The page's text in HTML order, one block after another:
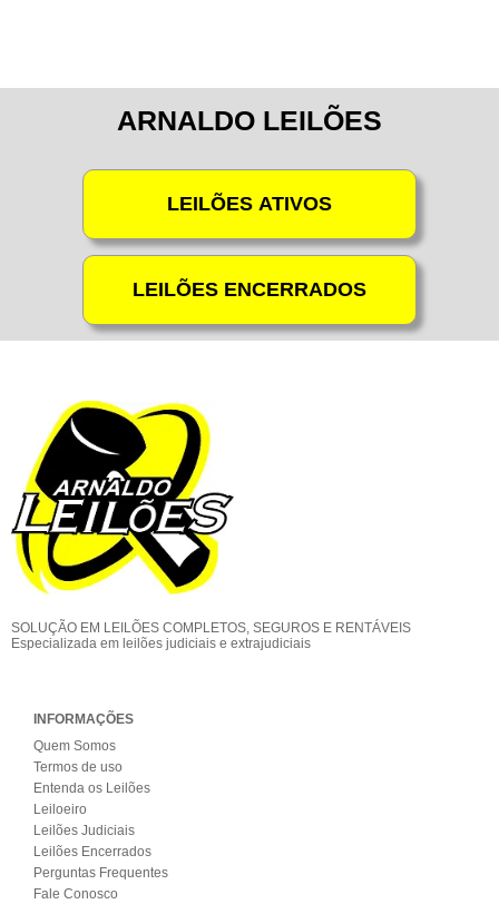
ARNALDO LEILÕES
SOLUÇÃO EM LEILÕES COMPLETOS, SEGUROS E RENTÁVEIS
Especializada em leilões judiciais e extrajudiciais
INFORMAÇÕES
Quem Somos
Termos de uso
Entenda os Leilões
Leiloeiro
Leilões Judiciais
Leilões Encerrados
Perguntas Frequentes
Fale Conosco